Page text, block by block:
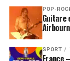
POP-
Guitare
SPORT
France